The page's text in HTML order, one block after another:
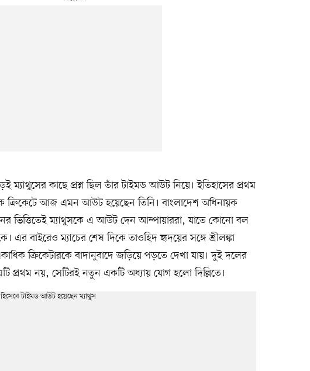
ম্যাথুসের কাছে প্রশ্ন ছিল তাঁর টাইমড আউট নিয়ে। ইতিহাসের প্রথম
ক্রিকেটে আজ এমন আউট হয়েছেন তিনি। বাংলাদেশ অধিনায়ক
ভিত্তিতেই ম্যাথুসকে এ আউট দেন আম্পায়াররা, যাতে কোনো বল
এর বাইরেও ম্যাচের শেষ দিকে তাওহিদ হৃদয়ের সঙ্গে শ্রীলঙ্কা
ক্রিকেটারকে বাদানুবাদে জড়িয়ে পড়তে দেখা যায়। দুই দলের
প্রথম নয়, সেটিরই নতুন একটি অধ্যায় যোগ হলো দিল্লিতে।